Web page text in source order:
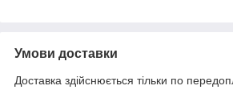
Умови доставки
Доставка здійснюється тільки по